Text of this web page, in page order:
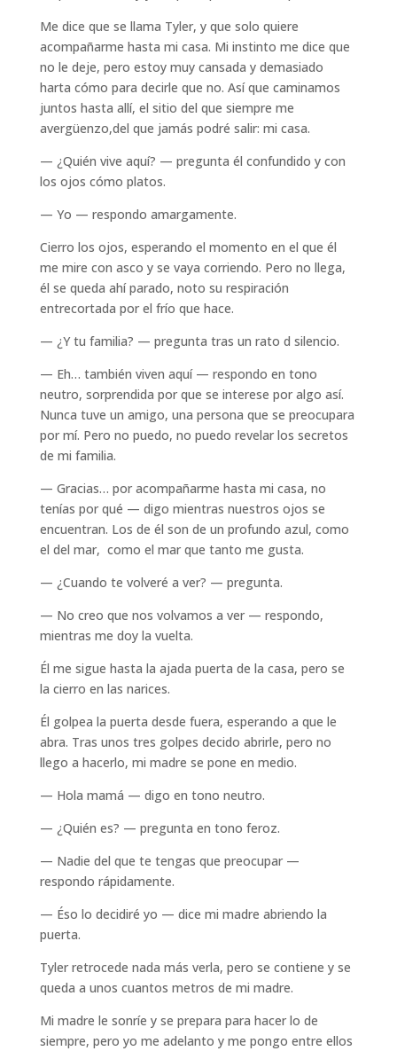
Me dice que se llama Tyler, y que solo quiere
acompañarme hasta mi casa. Mi instinto me dice que
no le deje, pero estoy muy cansada y demasiado
harta cómo para decirle que no. Así que caminamos
juntos hasta allí, el sitio del que siempre me
avergüenzo,del que jamás podré salir: mi casa.
— ¿Quién vive aquí? — pregunta él confundido y con
los ojos cómo platos.
— Yo — respondo amargamente.
Cierro los ojos, esperando el momento en el que él
me mire con asco y se vaya corriendo. Pero no llega,
él se queda ahí parado, noto su respiración
entrecortada por el frío que hace.
— ¿Y tu familia? — pregunta tras un rato d silencio.
— Eh… también viven aquí — respondo en tono
neutro, sorprendida por que se interese por algo así.
Nunca tuve un amigo, una persona que se preocupara
por mí. Pero no puedo, no puedo revelar los secretos
de mi familia.
— Gracias… por acompañarme hasta mi casa, no
tenías por qué — digo mientras nuestros ojos se
encuentran. Los de él son de un profundo azul, como
el del mar, como el mar que tanto me gusta.
— ¿Cuando te volveré a ver? — pregunta.
— No creo que nos volvamos a ver — respondo,
mientras me doy la vuelta.
Él me sigue hasta la ajada puerta de la casa, pero se
la cierro en las narices.
Él golpea la puerta desde fuera, esperando a que le
abra. Tras unos tres golpes decido abrirle, pero no
llego a hacerlo, mi madre se pone en medio.
— Hola mamá — digo en tono neutro.
— ¿Quién es? — pregunta en tono feroz.
— Nadie del que te tengas que preocupar —
respondo rápidamente.
— Éso lo decidiré yo — dice mi madre abriendo la
puerta.
Tyler retrocede nada más verla, pero se contiene y se
queda a unos cuantos metros de mi madre.
Mi madre le sonríe y se prepara para hacer lo de
siempre, pero yo me adelanto y me pongo entre ellos